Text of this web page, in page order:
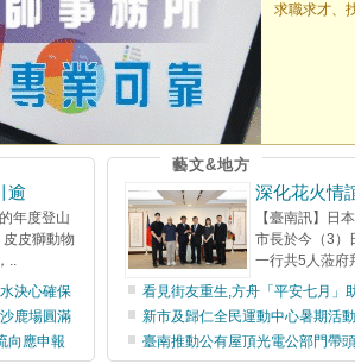
求職求才、
逾
年度登山
皮獅動物
..
決心確保
鹿場圓滿
向應申報
藝文&地方
深化花火情
【臺南訊】日
市長於今（3）
一行共5人蒞府
看見街友重生,方舟「平安七月」
新市及歸仁全民運動中心暑期活
臺南推動公有屋頂光電公部門帶